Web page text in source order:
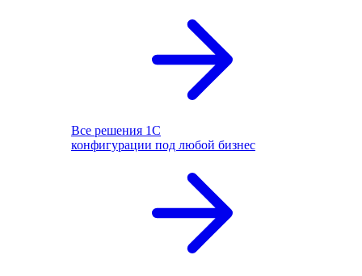
Все решения 1С
конфигурации под любой бизнес